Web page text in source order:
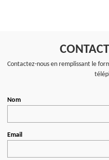
Contactez-nous en remplissant le
Nom
Email